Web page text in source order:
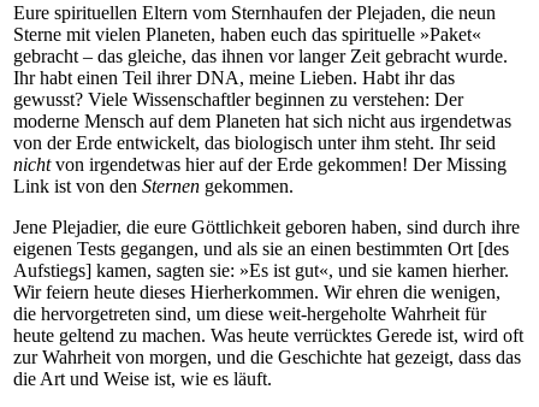
Eure spirituellen Eltern vom Sternhaufen der Plejaden, die neun
Sterne mit vielen Planeten, haben euch das spirituelle »Paket«
gebracht – das gleiche, das ihnen vor langer Zeit gebracht wurde.
Ihr habt einen Teil ihrer DNA, meine Lieben. Habt ihr das
gewusst? Viele Wissenschaftler beginnen zu verstehen: Der
moderne Mensch auf dem Planeten hat sich nicht aus irgendetwas
von der Erde entwickelt, das biologisch unter ihm steht. Ihr seid
nichtvon irgendetwas hier auf der Erde gekommen! Der Missing
Link ist von den Sternen gekommen.
Jene Plejadier, die eure Göttlichkeit geboren haben, sind durch ihre
eigenen Tests gegangen, und als sie an einen bestimmten Ort [des
Aufstiegs] kamen, sagten sie: »Es ist gut«, und sie kamen hierher.
Wir feiern heute dieses Hierherkommen. Wir ehren die wenigen,
die hervorgetreten sind, um diese weit-hergeholte Wahrheit für
heute geltend zu machen. Was heute verrücktes Gerede ist, wird oft
zur Wahrheit von morgen, und die Geschichte hat gezeigt, dass das
die Art und Weise ist, wie es läuft.